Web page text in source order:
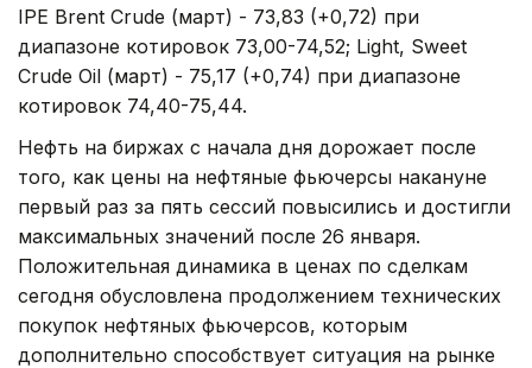
IPE Brent Crude (март) - 73,83 (+0,72) при
диапазоне котировок 73,00-74,52; Light, Sweet
Crude Oil (март) - 75,17 (+0,74) при диапазоне
котировок 74,40-75,44.
Нефть на биржах с начала дня дорожает после
того, как цены на нефтяные фьючерсы накануне
первый раз за пять сессий повысились и достигли
максимальных значений после 26 января.
Положительная динамика в ценах по сделкам
сегодня обусловлена продолжением технических
покупок нефтяных фьючерсов, которым
дополнительно способствует ситуация на рынке